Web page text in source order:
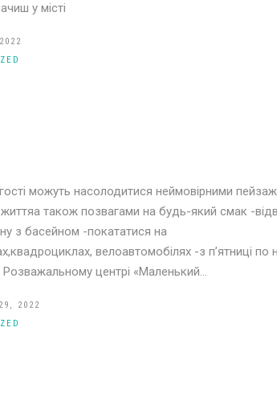
у місті
можуть насолодитися неймовірними
життяа також позвагами на будь-який смак -
з басейном -покататися на
велоавтомобілях -з п’ятниці по
Розважальному центрі «Маленький…
2022